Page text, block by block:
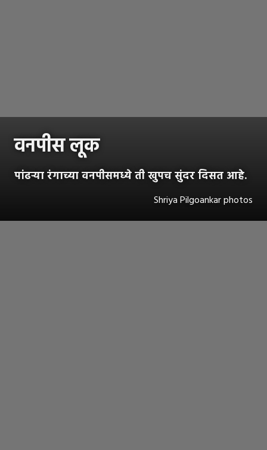
वनपीस लूक
पांढऱ्या रंगाच्या वनपीसमध्ये ती खुपच सुंदर दिसत आहे.
Shriya Pilgoankar photos